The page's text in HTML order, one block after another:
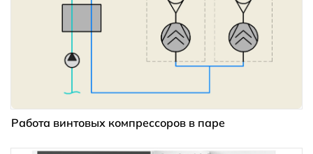
Работа винтовых компрессоров в паре